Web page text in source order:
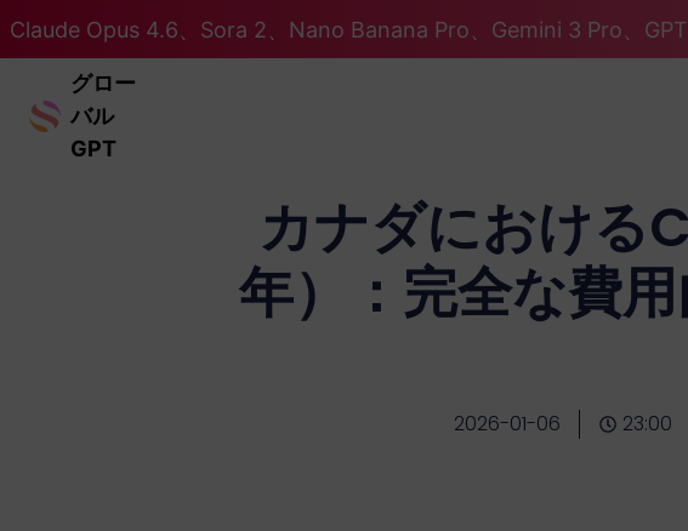
Claude Opus 4.6、Sora 2、Nano Banana Pro、Gemini 3 Pro、
グロー
バル
GPT
カナダにおける
年）：完全な費
2026-01-06 23:00